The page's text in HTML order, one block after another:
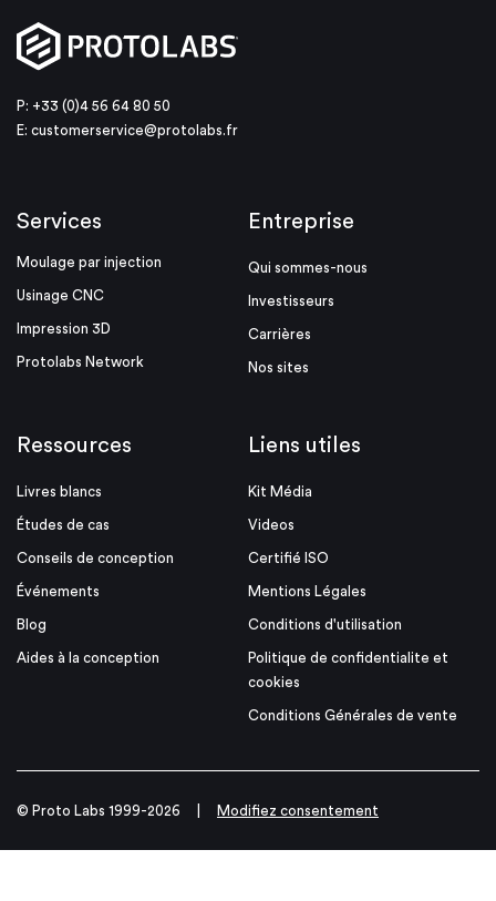
P: +33 (0)4 56 64 80 50
E: customerservice@protolabs.fr
Services
Moulage par injection
Usinage CNC
Impression 3D
Protolabs Network
Entreprise
Qui sommes-nous
Investisseurs
Carrières
Nos sites
Ressources
Livres blancs
Études de cas
Conseils de conception
Événements
Blog
Aides à la conception
Liens utiles
Kit Média
Videos
Certifié ISO
Mentions Légales
Conditions d'utilisation
Politique de confidentialite et
cookies
Conditions Générales de vente
© Proto Labs 1999-2026 Modifiez consentement